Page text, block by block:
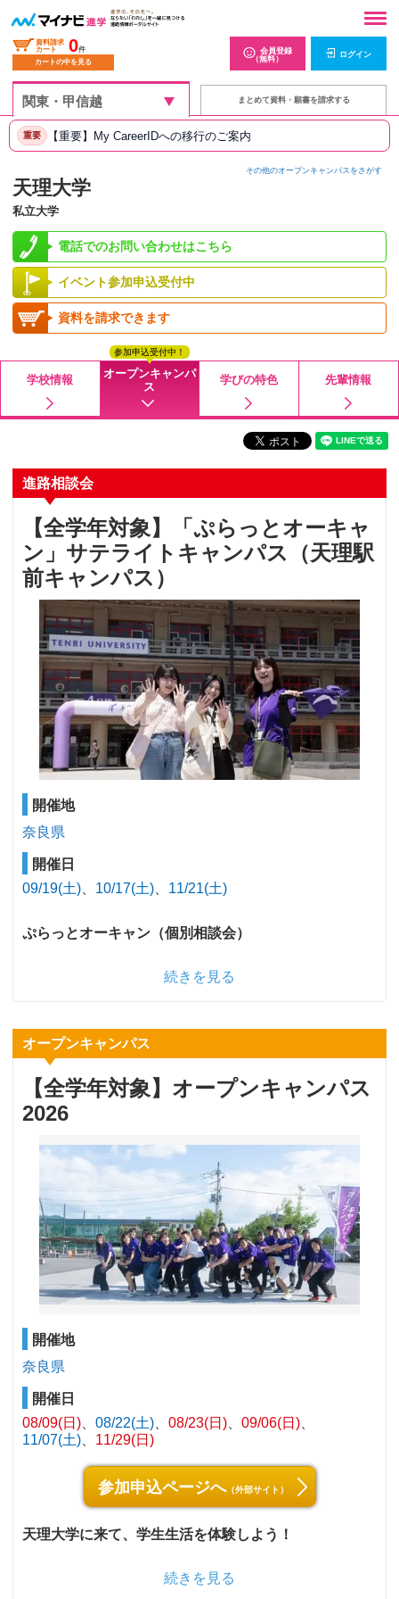
資料請求
カート
0件
カートの中を見る
会員登録
（無料）
ログイン
まとめて資料・願書を請求する
重要 【重要】My CareerIDへの移行のご案内
その他のオープンキャンパスをさがす
天理大学
私立大学
電話でのお問い合わせはこちら
イベント参加申込受付中
資料を請求できます
学校情報
オープンキャンパ
ス
参加申込受付中！
学びの特色 先輩情報
進路相談会
【全学年対象】「ぷらっとオーキャ
ン」サテライトキャンパス（天理駅
前キャンパス）
開催地
奈良県
開催日
09/19(土)
10/17(土) 11/21(土)
ぷらっとオーキャン（個別相談会）
続きを見る
オープンキャンパス
【全学年対象】オープンキャンパス
2026
開催地
奈良県
開催日
08/09(日)
08/22(土) 08/23(日)
09/06(日)
11/07(土)
11/29(日)
参加申込ページへ（外部サイト）
天理大学に来て、学生生活を体験しよう！
続きを見る